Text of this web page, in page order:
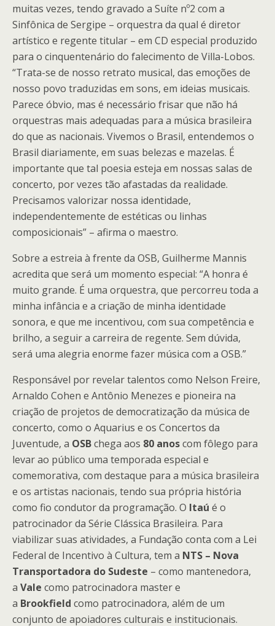
muitas vezes, tendo gravado a Suíte nº2 com a
Sinfônica de Sergipe – orquestra da qual é diretor
artístico e regente titular – em CD especial produzido
para o cinquentenário do falecimento de Villa-Lobos.
“Trata-se de nosso retrato musical, das emoções de
nosso povo traduzidas em sons, em ideias musicais.
Parece óbvio, mas é necessário frisar que não há
orquestras mais adequadas para a música brasileira
do que as nacionais. Vivemos o Brasil, entendemos o
Brasil diariamente, em suas belezas e mazelas. É
importante que tal poesia esteja em nossas salas de
concerto, por vezes tão afastadas da realidade.
Precisamos valorizar nossa identidade,
independentemente de estéticas ou linhas
composicionais” – afirma o maestro.
Sobre a estreia à frente da OSB, Guilherme Mannis
acredita que será um momento especial: “A honra é
muito grande. É uma orquestra, que percorreu toda a
minha infância e a criação de minha identidade
sonora, e que me incentivou, com sua competência e
brilho, a seguir a carreira de regente. Sem dúvida,
será uma alegria enorme fazer música com a OSB.”
Responsável por revelar talentos como Nelson Freire,
Arnaldo Cohen e Antônio Menezes e pioneira na
criação de projetos de democratização da música de
concerto, como o Aquarius e os Concertos da
Juventude, a OSBchega aos 80 anoscom fôlego para
levar ao público uma temporada especial e
comemorativa, com destaque para a música brasileira
e os artistas nacionais, tendo sua própria história
como fio condutor da programação. O Itaú é o
patrocinador da Série Clássica Brasileira. Para
viabilizar suas atividades, a Fundação conta com a Lei
Federal de Incentivo à Cultura, tem a NTS – Nova
Transportadora do Sudeste – como mantenedora,
a Vale como patrocinadora master e
a Brookfield como patrocinadora, além de um
conjunto de apoiadores culturais e institucionais.